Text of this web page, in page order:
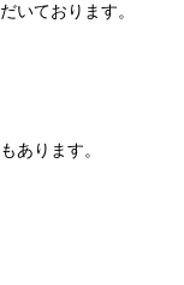
いております。
あります。